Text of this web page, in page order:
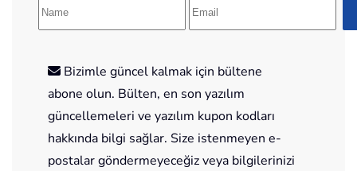
Bizimle güncel kalmak için bültene
abone olun. Bülten, en son yazılım
güncellemeleri ve yazılım kupon kodları
hakkında bilgi sağlar. Size istenmeyen e-
postalar göndermeyeceğiz veya bilgilerinizi